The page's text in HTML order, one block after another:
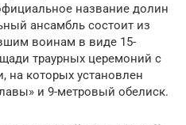
название долин
ансамбль состоит из
воинам в виде 15-
траурных церемоний с
на которых установлен
и 9-метровый обелиск.